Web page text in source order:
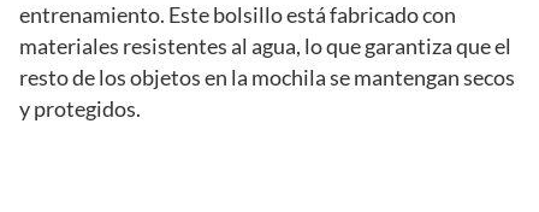
entrenamiento. Este bolsillo está fabricado con
materiales resistentes al agua, lo que garantiza que el
resto de los objetos en la mochila se mantengan secos
y protegidos.